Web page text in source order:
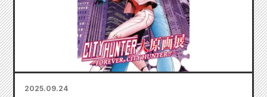
2025.09.24